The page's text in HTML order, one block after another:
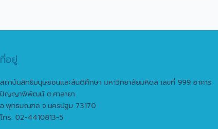
ที่อยู่
สถาบันสิทธิมนุษยชนและสันติศึกษา มหาวิทยาลัยมหิดล เลขที่ 999 อาคาร
ปัญญาพิพัฒน์ ต.ศาลายา
อ.พุทธมณฑล จ.นครปฐม 73170
โทร. 02-4410813-5